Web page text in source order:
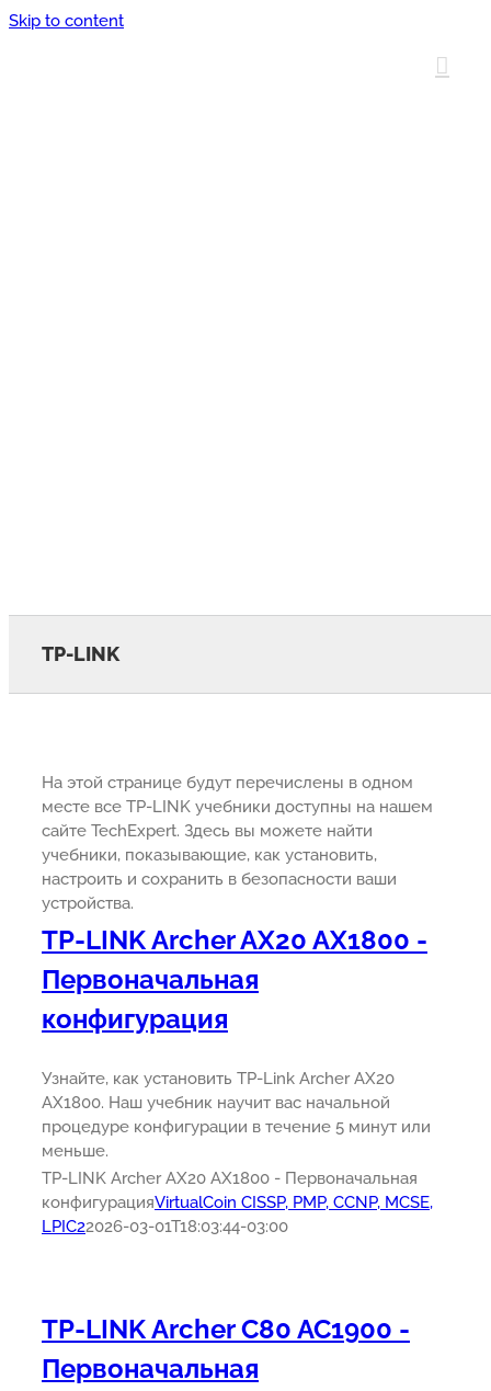
Skip to content
TP-LINK
На этой странице будут перечислены в одном
месте все TP-LINK учебники доступны на нашем
сайте TechExpert. Здесь вы можете найти
учебники, показывающие, как установить,
настроить и сохранить в безопасности ваши
устройства.
TP-LINK Archer AX20 AX1800 -
Первоначальная
конфигурация
Узнайте, как установить TP-Link Archer AX20
AX1800. Наш учебник научит вас начальной
процедуре конфигурации в течение 5 минут или
меньше.
TP-LINK Archer AX20 AX1800 - Первоначальная
конфигурацияVirtualCoin CISSP, PMP, CCNP, MCSE,
LPIC22026-03-01T18:03:44-03:00
TP-LINK Archer C80 AC1900 -
Первоначальная